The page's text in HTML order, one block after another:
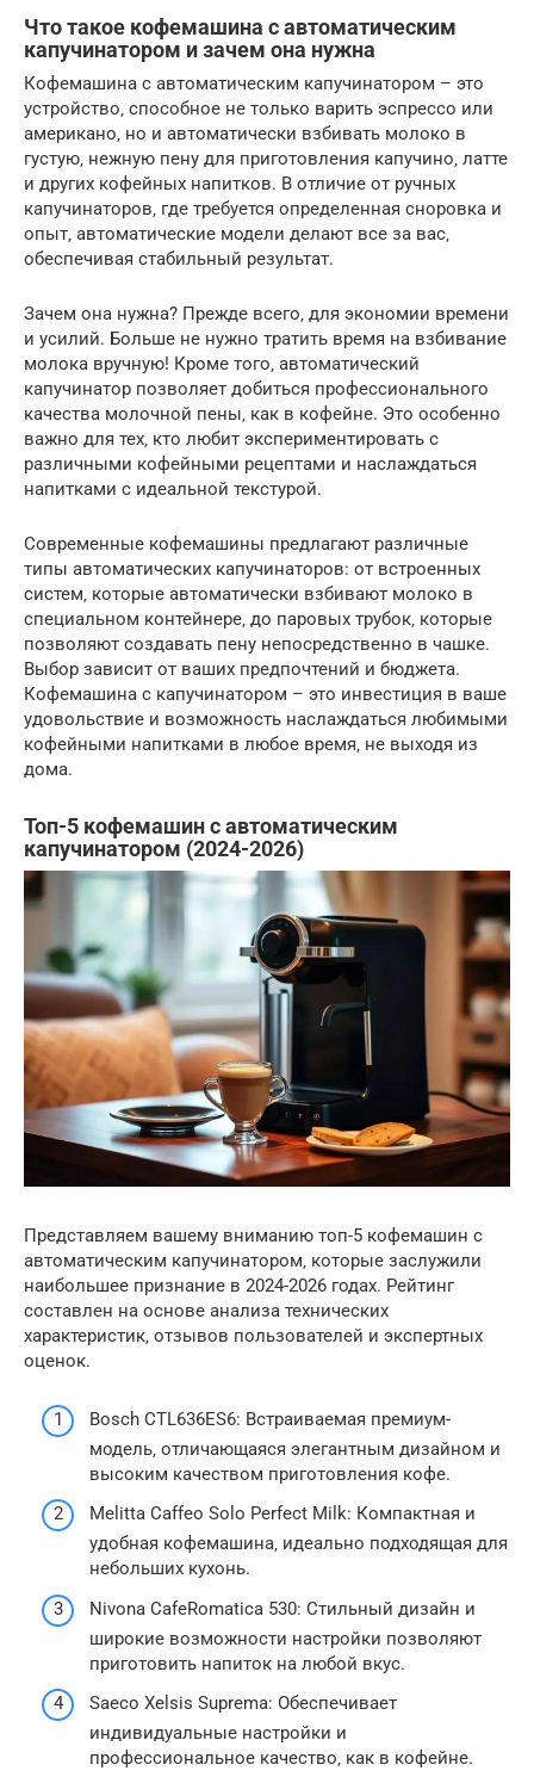
Что такое кофемашина с автоматическим
капучинатором и зачем она нужна
Кофемашина с автоматическим капучинатором – это
устройство‚ способное не только варить эспрессо или
американо‚ но и автоматически взбивать молоко в
густую‚ нежную пену для приготовления капучино‚ латте
и других кофейных напитков. В отличие от ручных
капучинаторов‚ где требуется определенная сноровка и
опыт‚ автоматические модели делают все за вас‚
обеспечивая стабильный результат.
Зачем она нужна? Прежде всего‚ для экономии времени
и усилий. Больше не нужно тратить время на взбивание
молока вручную! Кроме того‚ автоматический
капучинатор позволяет добиться профессионального
качества молочной пены‚ как в кофейне. Это особенно
важно для тех‚ кто любит экспериментировать с
различными кофейными рецептами и наслаждаться
напитками с идеальной текстурой.
Современные кофемашины предлагают различные
типы автоматических капучинаторов: от встроенных
систем‚ которые автоматически взбивают молоко в
специальном контейнере‚ до паровых трубок‚ которые
позволяют создавать пену непосредственно в чашке.
Выбор зависит от ваших предпочтений и бюджета.
Кофемашина с капучинатором – это инвестиция в ваше
удовольствие и возможность наслаждаться любимыми
кофейными напитками в любое время‚ не выходя из
дома.
Топ-5 кофемашин с автоматическим
капучинатором (2024-2026)
Представляем вашему вниманию топ-5 кофемашин с
автоматическим капучинатором‚ которые заслужили
наибольшее признание в 2024-2026 годах. Рейтинг
составлен на основе анализа технических
характеристик‚ отзывов пользователей и экспертных
оценок.
Bosch CTL636ES6: Встраиваемая премиум-
модель‚ отличающаяся элегантным дизайном и
высоким качеством приготовления кофе.
Melitta Caffeo Solo Perfect Milk: Компактная и
удобная кофемашина‚ идеально подходящая для
небольших кухонь.
Nivona CafeRomatica 530: Стильный дизайн и
широкие возможности настройки позволяют
приготовить напиток на любой вкус.
Saeco Xelsis Suprema: Обеспечивает
индивидуальные настройки и
профессиональное качество‚ как в кофейне.